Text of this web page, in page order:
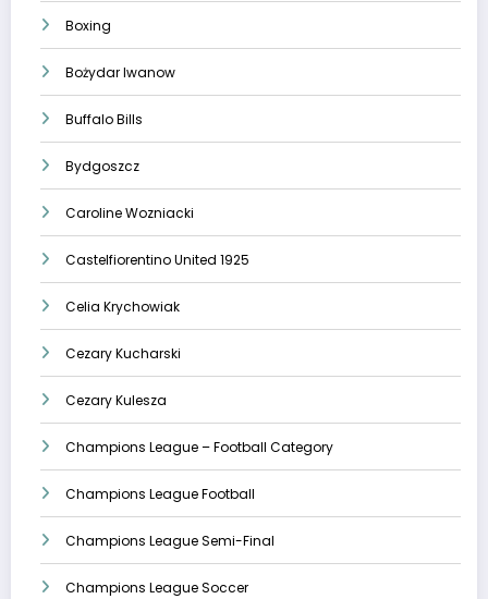
Boxing
Bożydar Iwanow
Buffalo Bills
Bydgoszcz
Caroline Wozniacki
Castelfiorentino United 1925
Celia Krychowiak
Cezary Kucharski
Cezary Kulesza
Champions League – Football Category
Champions League Football
Champions League Semi-Final
Champions League Soccer